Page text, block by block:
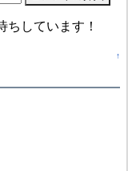
しています！
↑